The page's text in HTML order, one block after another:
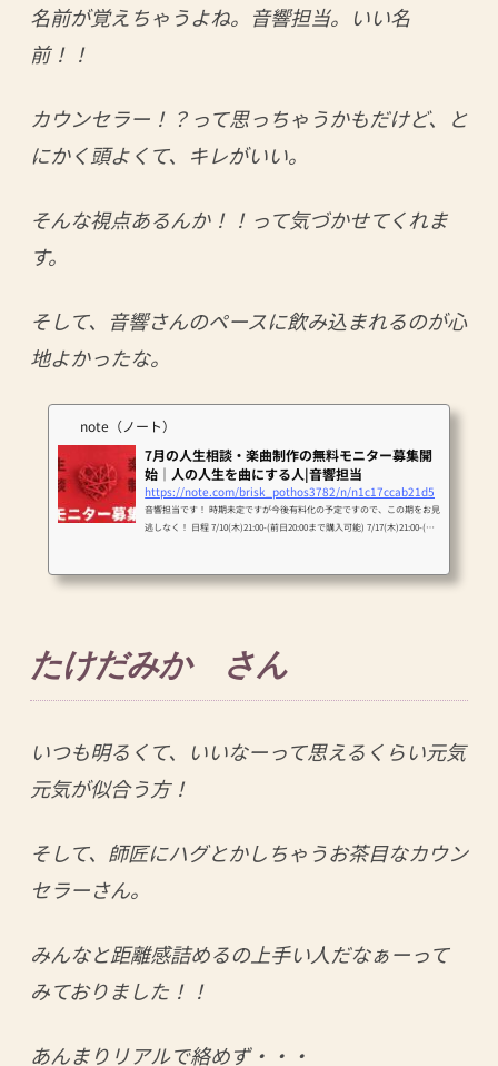
名前が覚えちゃうよね。音響担当。いい名
前！！
カウンセラー！？って思っちゃうかもだけど、と
にかく頭よくて、キレがいい。
そんな視点あるんか！！って気づかせてくれま
す。
そして、音響さんのペースに飲み込まれるのが心
地よかったな。
note（ノート）
7月の人生相談・楽曲制作の無料モニター募集開
始｜人の人生を曲にする人|音響担当
https://note.com/brisk_pothos3782/n/n1c17ccab21d5
音響担当です！ 時期未定ですが今後有料化の予定ですので、この期をお見
逃しなく！ 日程 7/10(木)21:00-(前日20:00まで購入可能) 7/17(木)21:00-(前
程度いただきます。 ・前日20:00を過ぎてのお申し込みは無効ですのでご
たけだみか さん
いつも明るくて、いいなーって思えるくらい元気
元気が似合う方！
そして、師匠にハグとかしちゃうお茶目なカウン
セラーさん。
みんなと距離感詰めるの上手い人だなぁーって
みておりました！！
あんまりリアルで絡めず・・・